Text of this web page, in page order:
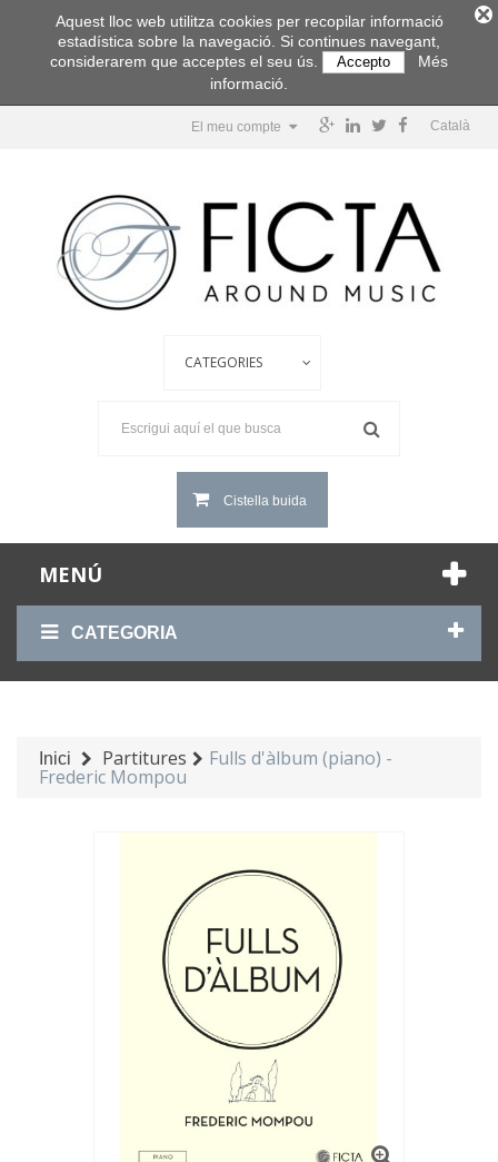
Català
El meu compte
Cistella buida
MENÚ
CATEGORIA
Inici Partitures Fulls d'àlbum (piano) -
Frederic Mompou
Aquest lloc web utilitza cookies per recopilar informació
estadística sobre la navegació. Si continues navegant,
considerarem que acceptes el seu ús.
Accepto
Més
informació.